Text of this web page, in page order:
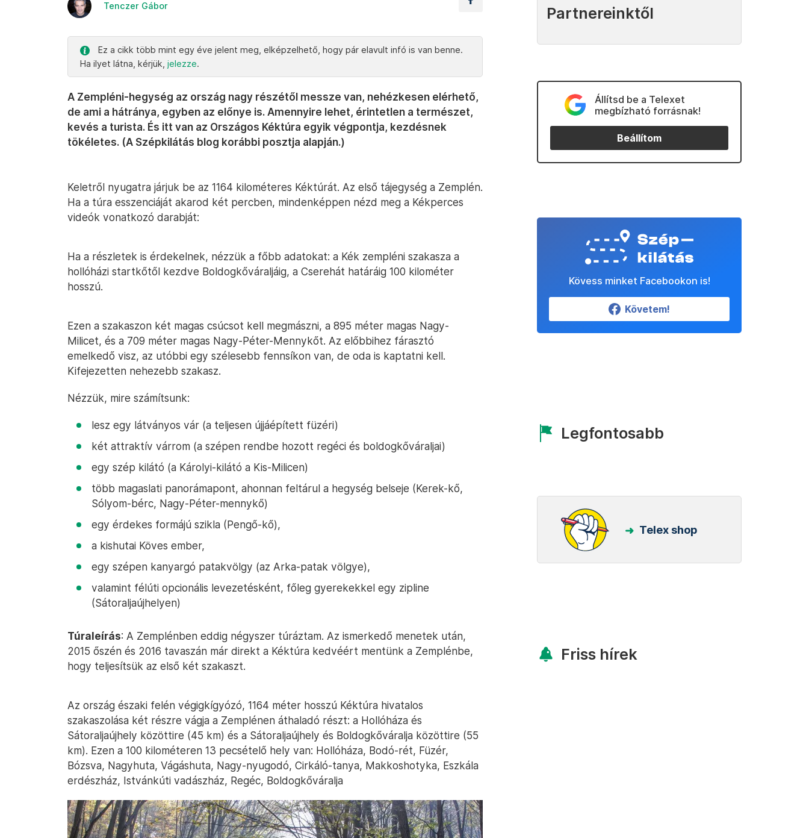
Tenczer Gábor
Ez a cikk több mint egy éve jelent meg, elképzelhető, hogy pár elavult infó is van benne.
Ha ilyet látna, kérjük, jelezze.
A Zempléni-hegység az ország nagy részétől messze van, nehézkesen elérhető,
de ami a hátránya, egyben az előnye is. Amennyire lehet, érintetlen a természet,
kevés a turista. És itt van az Országos Kéktúra egyik végpontja, kezdésnek
tökéletes. (A Szépkilátás blog korábbi posztja alapján.)
Keletről nyugatra járjuk be az 1164 kilométeres Kéktúrát. Az első tájegység a Zemplén.
Ha a túra esszenciáját akarod két percben, mindenképpen nézd meg a Kékperces
videók vonatkozó darabját:
Ha a részletek is érdekelnek, nézzük a főbb adatokat: a Kék zempléni szakasza a
hollóházi startkőtől kezdve Boldogkőváraljáig, a Cserehát határáig 100 kilométer
hosszú.
Ezen a szakaszon két magas csúcsot kell megmászni, a 895 méter magas Nagy-
Milicet, és a 709 méter magas Nagy-Péter-Mennykőt. Az előbbihez fárasztó
emelkedő visz, az utóbbi egy szélesebb fennsíkon van, de oda is kaptatni kell.
Kifejezetten nehezebb szakasz.
Nézzük, mire számítsunk:
lesz egy látványos vár (a teljesen újjáépített füzéri)
két attraktív várrom (a szépen rendbe hozott regéci és boldogkőváraljai)
egy szép kilátó (a Károlyi-kilátó a Kis-Milicen)
több magaslati panorámapont, ahonnan feltárul a hegység belseje (Kerek-kő,
Sólyom-bérc, Nagy-Péter-mennykő)
egy érdekes formájú szikla (Pengő-kő),
a kishutai Köves ember,
egy szépen kanyargó patakvölgy (az Arka-patak völgye),
valamint félúti opcionális levezetésként, főleg gyerekekkel egy zipline
(Sátoraljaújhelyen)
Túraleírás: A Zemplénben eddig négyszer túráztam. Az ismerkedő menetek után,
2015 őszén és 2016 tavaszán már direkt a Kéktúra kedvéért mentünk a Zemplénbe,
hogy teljesítsük az első két szakaszt.
Az ország északi felén végigkígyózó, 1164 méter hosszú Kéktúra hivatalos
szakaszolása két részre vágja a Zemplénen áthaladó részt: a Hollóháza és
Sátoraljaújhely közöttire (45 km) és a Sátoraljaújhely és Boldogkőváralja közöttire (55
km). Ezen a 100 kilométeren 13 pecsételő hely van: Hollóháza, Bodó-rét, Füzér,
Bózsva, Nagyhuta, Vágáshuta, Nagy-nyugodó, Cirkáló-tanya, Makkoshotyka, Eszkála
erdészház, Istvánkúti vadászház, Regéc, Boldogkőváralja
Partnereinktől
Állítsd be a Telexet
megbízható forrásnak!
Beállítom
Kövess minket Facebookon is!
Követem!
Legfontosabb
Telex shop
Friss hírek